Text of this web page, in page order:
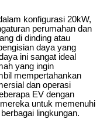
konfigurasi 20kW,
perumahan dan
di dinding atau
daya yang
ini sangat ideal
yang ingin
mempertahankan
dan operasi
EV dengan
untuk memenuhi
lingkungan.